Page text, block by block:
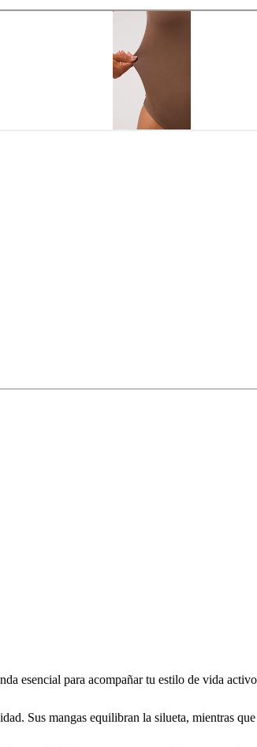
esencial para acompañar tu estilo de vida
Sus mangas equilibran la silueta, mientras